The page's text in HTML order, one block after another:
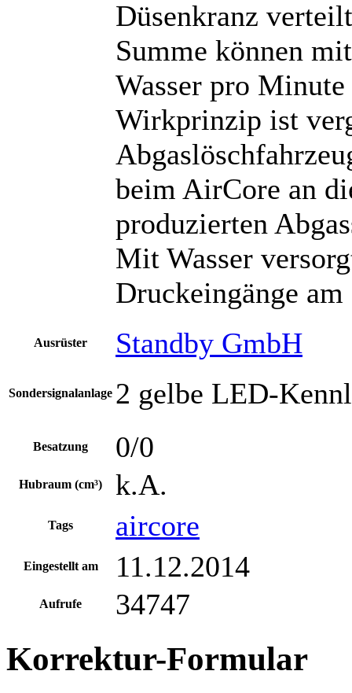
Düsenkranz
Summe können
Wasser pro Minute
Wirkprinzip ist
beim AirCore an
produzierten
Mit Wasser
Druckeingänge
Ausrüster Standby GmbH
Sondersignalanlage 2 gelbe LED-
Besatzung 0/0
Hubraum (cm³) k.A.
Tags aircore
Eingestellt am 11.12.2014
Aufrufe 34747
Korrektur-Formular